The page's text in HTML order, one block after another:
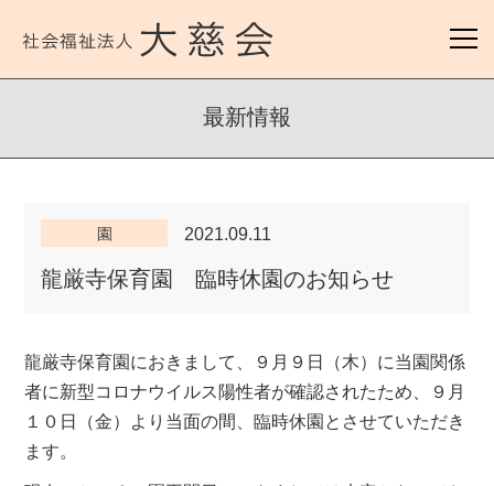
最新情報
園 2021.09.11
龍厳寺保育園 臨時休園のお知らせ
龍厳寺保育園におきまして、９月９日（木）に当園関係
者に新型コロナウイルス陽性者が確認されたため、９月
１０日（金）より当面の間、臨時休園とさせていただき
ます。